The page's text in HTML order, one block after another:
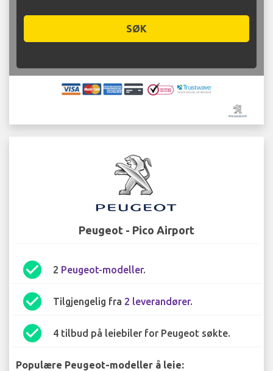
SØK
Peugeot - Pico Airport
check_circle 2 Peugeot-modeller.
check_circle Tilgjengelig fra 2 leverandører.
check_circle 4 tilbud på leiebiler for Peugeot søkte.
Populære Peugeot-modeller å leie: